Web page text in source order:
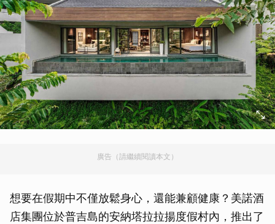
廣告（請繼續閱讀本文）
想要在假期中不僅放鬆身心，還能兼顧健康？美諾酒
店集團位於普吉島的安納塔拉拉揚度假村內，推出了